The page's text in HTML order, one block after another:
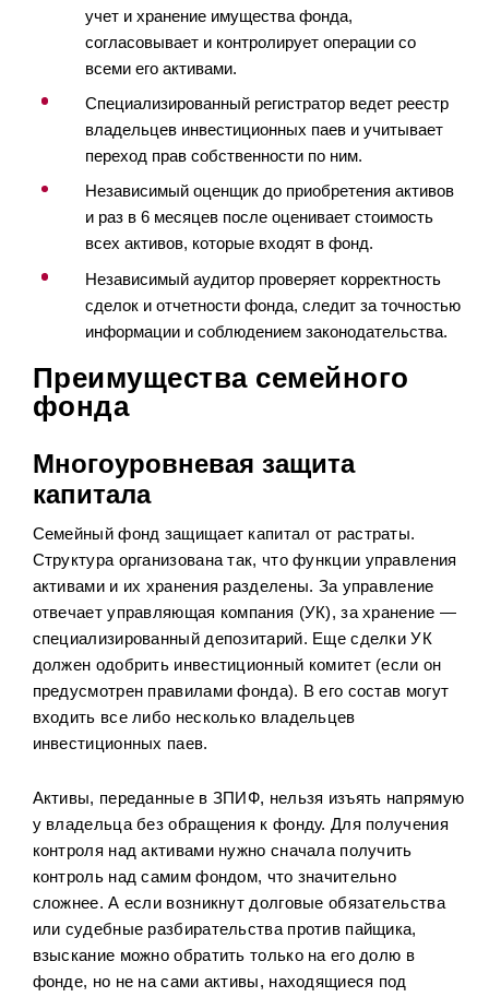
учет и хранение имущества фонда,
согласовывает и контролирует операции со
всеми его активами.
Специализированный регистратор ведет реестр
владельцев инвестиционных паев и учитывает
переход прав собственности по ним.
Независимый оценщик до приобретения активов
и раз в 6 месяцев после оценивает стоимость
всех активов, которые входят в фонд.
Независимый аудитор проверяет корректность
сделок и отчетности фонда, следит за точностью
информации и соблюдением законодательства.
Преимущества семейного
фонда
Многоуровневая защита
капитала
Семейный фонд защищает капитал от растраты.
Структура организована так, что функции управления
активами и их хранения разделены. За управление
отвечает управляющая компания (УК), за хранение —
специализированный депозитарий. Еще сделки УК
должен одобрить инвестиционный комитет (если он
предусмотрен правилами фонда). В его состав могут
входить все либо несколько владельцев
инвестиционных паев.
Активы, переданные в ЗПИФ, нельзя изъять напрямую
у владельца без обращения к фонду. Для получения
контроля над активами нужно сначала получить
контроль над самим фондом, что значительно
сложнее. А если возникнут долговые обязательства
или судебные разбирательства против пайщика,
взыскание можно обратить только на его долю в
фонде, но не на сами активы, находящиеся под